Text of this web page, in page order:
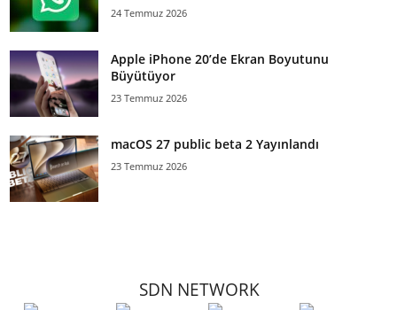
24 Temmuz 2026
Apple iPhone 20’de Ekran Boyutunu
Büyütüyor
23 Temmuz 2026
macOS 27 public beta 2 Yayınlandı
23 Temmuz 2026
SDN NETWORK